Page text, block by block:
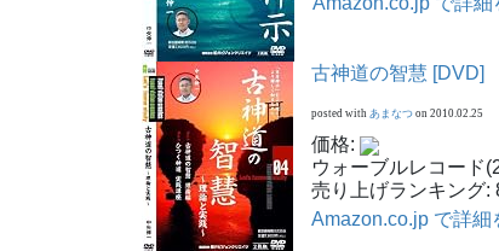
古神道の智慧 [DVD]
posted with あまなつ on 2010.02.25
価格:
ウォーブルレコード
売り上げランキング:
Amazon.co.jp で詳細